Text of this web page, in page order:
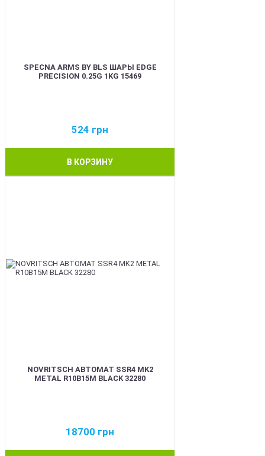
SPECNA ARMS BY BLS ШАРЫ EDGE
PRECISION 0.25G 1KG 15469
524 грн
В КОРЗИНУ
NOVRITSCH АВТОМАТ SSR4 MK2
METAL R10B15M BLACK 32280
18700 грн